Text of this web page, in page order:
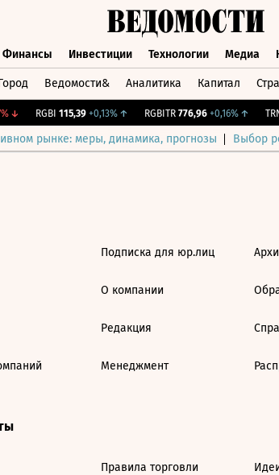
Финансы Инвестиции Технологии Медиа
Ведомости& Аналитика Капитал
↓ RGBI 115,39 +0,13%↑ RGBITR 776,96 +0,16%↑
рынке: меры, динамика, прогнозы Выбор
Подписка для юр.лиц
О компании
Редакция
Менеджмент
Правила торговли